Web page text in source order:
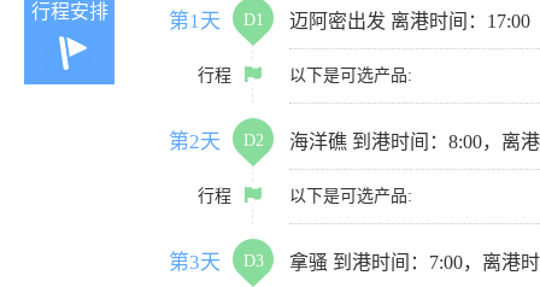
行程安排 第1天 D1 迈阿密出发 离港时间：17:00
行程 以下是可选产品:
第2天 D2 海洋礁 到港时间：8:00，离
行程 以下是可选产品:
第3天 D3 拿骚 到港时间：7:00，离港